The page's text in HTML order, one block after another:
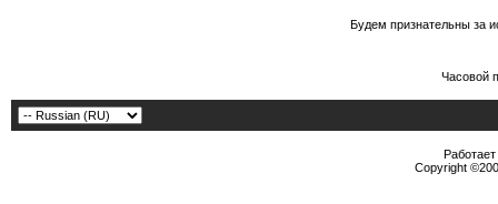
Будем признательны за
Часовой
Copyright